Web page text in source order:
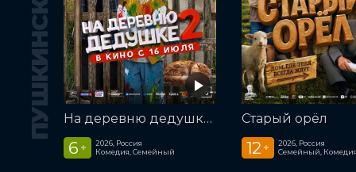
На деревню дедушке 2
6 +
2026, Россия
Комедия, Семейный
Старый орёл
12 +
2026, Россия
Семейный,